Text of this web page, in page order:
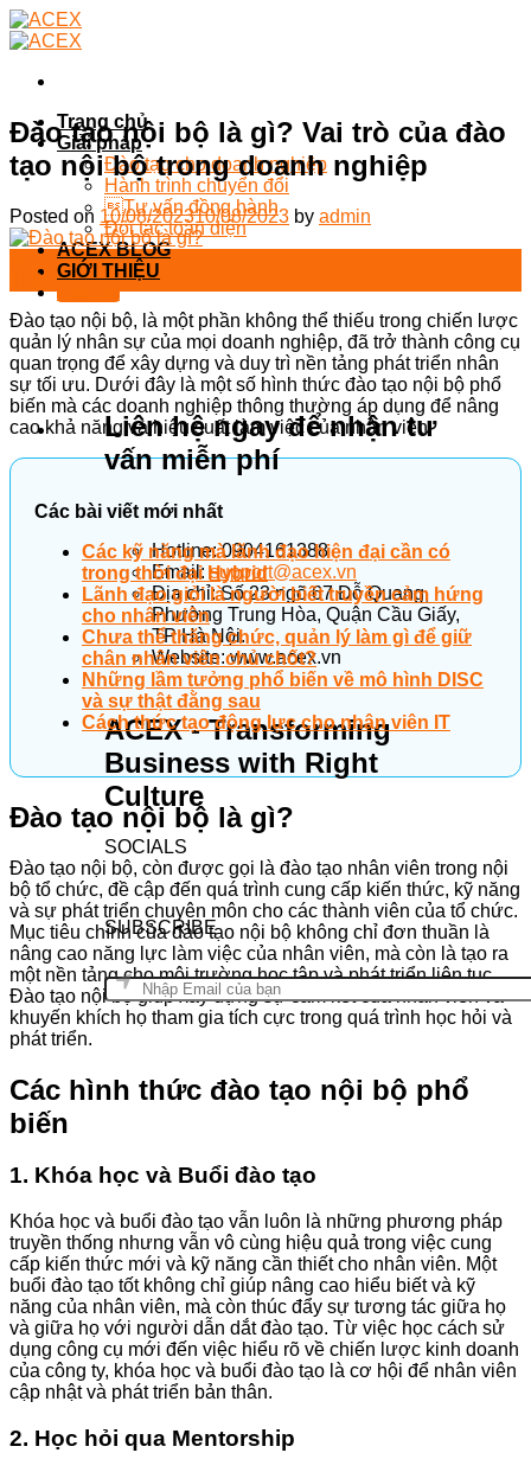
Skip
to
Trang chủ
Giải pháp
Đào tạo cho doanh nghiệp
Hành trình chuyển đổi
Tư vấn đồng hành
Đối tác toàn diện
ACEX BLOG
GIỚI THIỆU
Liên hệ ngay để nhận tư
vấn miễn phí
Hotline: 0904161388
Email:support@acex.vn
Địa chỉ: Số 23 ngõ 67 Đỗ Quang,
Phường Trung Hòa, Quận Cầu Giấy,
TP Hà Nội.
Website: www.acex.vn
ACEX - Transforming
Business with Right
Culture
SOCIALS
SUBSCRIBE
Đào tạo nội bộ là gì? Vai trò của đào
tạo nội bộ trong doanh nghiệp
Posted on 10/08/202310/08/2023 by admin
Th8
Đào tạo nội bộ, là một phần không thể thiếu trong chiến lược
quản lý nhân sự của mọi doanh nghiệp, đã trở thành công cụ
quan trọng để xây dựng và duy trì nền tảng phát triển nhân
sự tối ưu. Dưới đây là một số hình thức đào tạo nội bộ phổ
biến mà các doanh nghiệp thông thường áp dụng để nâng
cao khả năng và hiệu suất làm việc của nhân viên.
Các bài viết mới nhất
Các kỹ năng mà lãnh đạo hiện đại cần có
trong thời đại Hybrid
Lãnh đạo giỏi là người biết truyền cảm hứng
cho nhân viên
Chưa thể thăng chức, quản lý làm gì để giữ
chân nhân viên chủ chốt?
Những lầm tưởng phổ biến về mô hình DISC
và sự thật đằng sau
Cách thức tạo động lực cho nhân viên IT
Đào tạo nội bộ là gì?
Đào tạo nội bộ, còn được gọi là đào tạo nhân viên trong nội
bộ tổ chức, đề cập đến quá trình cung cấp kiến thức, kỹ năng
và sự phát triển chuyên môn cho các thành viên của tổ chức.
Mục tiêu chính của đào tạo nội bộ không chỉ đơn thuần là
nâng cao năng lực làm việc của nhân viên, mà còn là tạo ra
một nền tảng cho môi trường học tập và phát triển liên tục.
Đào tạo nội bộ giúp xây dựng sự cam kết của nhân viên và
khuyến khích họ tham gia tích cực trong quá trình học hỏi và
phát triển.
Các hình thức đào tạo nội bộ phổ
biến
1. Khóa học và Buổi đào tạo
Khóa học và buổi đào tạo vẫn luôn là những phương pháp
truyền thống nhưng vẫn vô cùng hiệu quả trong việc cung
cấp kiến thức mới và kỹ năng cần thiết cho nhân viên. Một
buổi đào tạo tốt không chỉ giúp nâng cao hiểu biết và kỹ
năng của nhân viên, mà còn thúc đẩy sự tương tác giữa họ
và giữa họ với người dẫn dắt đào tạo. Từ việc học cách sử
dụng công cụ mới đến việc hiểu rõ về chiến lược kinh doanh
của công ty, khóa học và buổi đào tạo là cơ hội để nhân viên
cập nhật và phát triển bản thân.
2. Học hỏi qua Mentorship